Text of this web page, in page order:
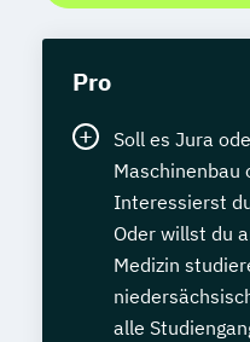
Pro
Soll es Jura
Maschinenbau
Interessierst
Oder willst du
Medizin
alle